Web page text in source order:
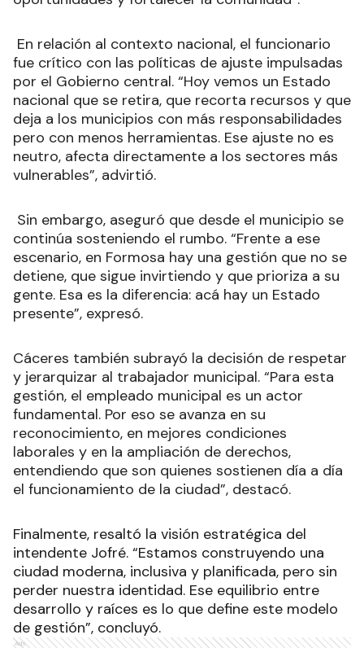
En relación al contexto nacional, el funcionario
fue crítico con las políticas de ajuste impulsadas
por el Gobierno central. “Hoy vemos un Estado
nacional que se retira, que recorta recursos y que
deja a los municipios con más responsabilidades
pero con menos herramientas. Ese ajuste no es
neutro, afecta directamente a los sectores más
vulnerables”, advirtió.
Sin embargo, aseguró que desde el municipio se
continúa sosteniendo el rumbo. “Frente a ese
escenario, en Formosa hay una gestión que no se
detiene, que sigue invirtiendo y que prioriza a su
gente. Esa es la diferencia: acá hay un Estado
presente”, expresó.
Cáceres también subrayó la decisión de respetar
y jerarquizar al trabajador municipal. “Para esta
gestión, el empleado municipal es un actor
fundamental. Por eso se avanza en su
reconocimiento, en mejores condiciones
laborales y en la ampliación de derechos,
entendiendo que son quienes sostienen día a día
el funcionamiento de la ciudad”, destacó.
Finalmente, resaltó la visión estratégica del
intendente Jofré. “Estamos construyendo una
ciudad moderna, inclusiva y planificada, pero sin
perder nuestra identidad. Ese equilibrio entre
desarrollo y raíces es lo que define este modelo
de gestión”, concluyó.
Ads